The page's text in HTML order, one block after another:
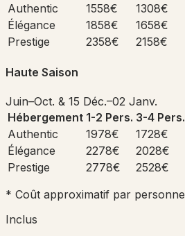
Authentic
1558€ 1308€
Élégance
1858€ 1658€
Prestige
2358€ 2158€
Haute Saison
Juin–Oct. & 15 Déc.–02 Janv.
Hébergement 1-2 Pers. 3-4 Pers.
Authentic
1978€ 1728€
Élégance
2278€ 2028€
Prestige
2778€ 2528€
* Coût approximatif par personne
Inclus